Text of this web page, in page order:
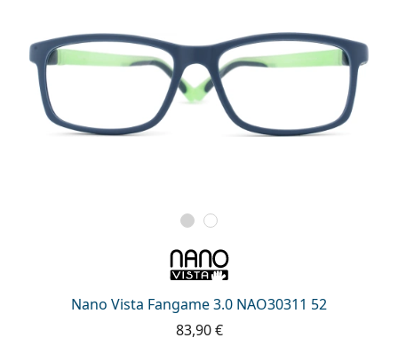
Nano Vista Fangame 3.0 NAO30311 52
83,90 €